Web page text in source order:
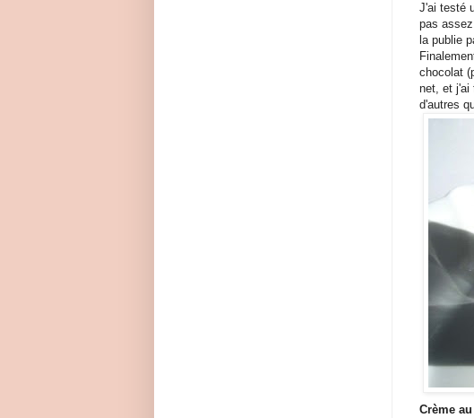
J'ai testé
pas
la publie
chocolat
net, et j'ai
d'autres
Crème